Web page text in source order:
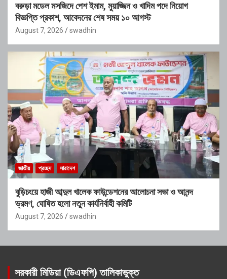
বরুড়া মডেল মসজিদে পেশ ইমাম, মুয়াজ্জিন ও খাদিম পদে নিয়োগ
বিজ্ঞপ্তি প্রকাশ, আবেদনের শেষ সময় ১০ আগস্ট
August 7, 2026 swadhin
জাতীয় প্রচ্ছদ সারাদেশ
বুড়িচংয়ে হাজী আব্দুল খালেক ফাউন্ডেশনের আলোচনা সভা ও আনন্দ
ভ্রমণ, ঘোষিত হলো নতুন কার্যনির্বাহী কমিটি
August 7, 2026 swadhin
সরকারী মিডিয়া (ডিএফপি) তালিকাভুক্ত